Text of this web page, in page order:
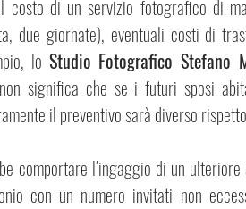
di un servizio fotografico di
due giornate), eventuali costi di
lo Studio Fotografico Stefano
significa che se i futuri sposi
il preventivo sarà diverso
comportare l’ingaggio di un
con un numero invitati non